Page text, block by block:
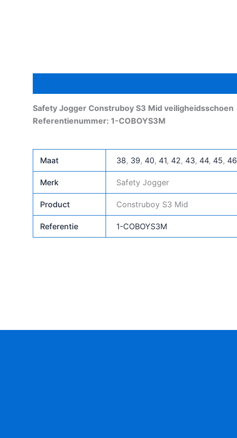
Safety Jogger Construboy S3 Mid veiligheidsschoen
Referentienummer: 1-COBOYS3M
Maat 38, 39, 40, 41, 42, 43, 44, 45, 46
Merk Safety Jogger
Product Construboy S3 Mid
Referentie 1-COBOYS3M